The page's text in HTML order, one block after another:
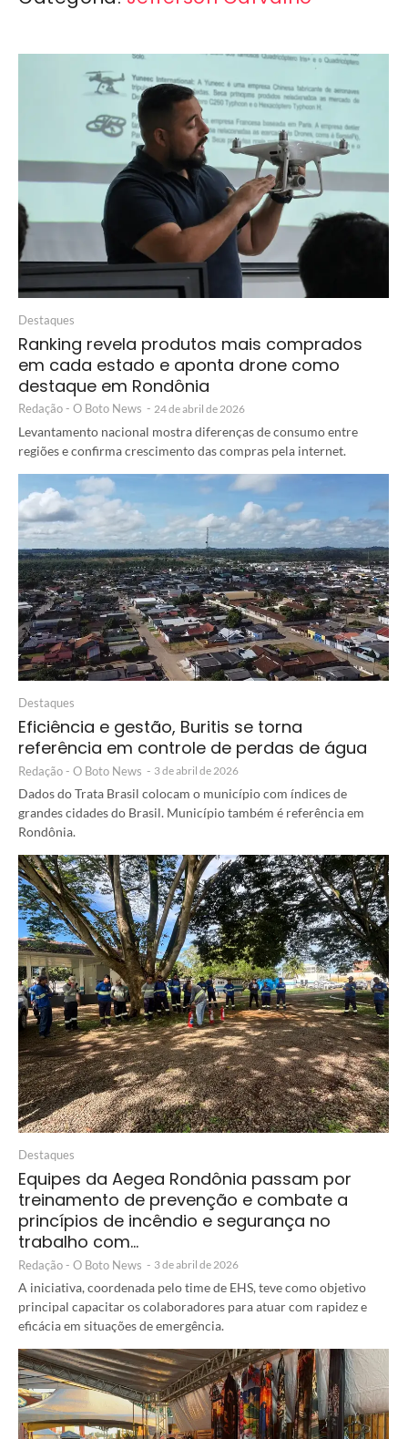
Destaques
Ranking revela produtos mais comprados
em cada estado e aponta drone como
destaque em Rondônia
Redação - O Boto News - 24 de abril de 2026
Levantamento nacional mostra diferenças de consumo entre
regiões e confirma crescimento das compras pela internet.
Destaques
Eficiência e gestão, Buritis se torna
referência em controle de perdas de água
Redação - O Boto News - 3 de abril de 2026
Dados do Trata Brasil colocam o município com índices de
grandes cidades do Brasil. Município também é referência em
Rondônia.
Destaques
Equipes da Aegea Rondônia passam por
treinamento de prevenção e combate a
princípios de incêndio e segurança no
trabalho com…
Redação - O Boto News - 3 de abril de 2026
A iniciativa, coordenada pelo time de EHS, teve como objetivo
principal capacitar os colaboradores para atuar com rapidez e
eficácia em situações de emergência.